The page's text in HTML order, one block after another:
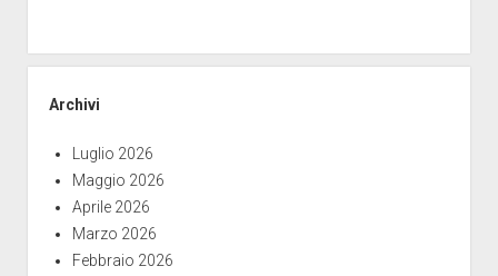
Archivi
Luglio 2026
Maggio 2026
Aprile 2026
Marzo 2026
Febbraio 2026